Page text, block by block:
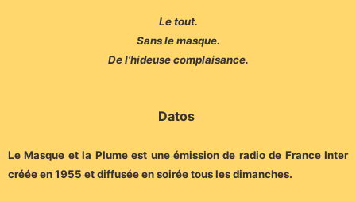
Le tout.
Sans le masque.
De l’hideuse complaisance.
Datos
Le Masque et la Plume est une émission de radio de France Inter
créée en 1955 et diffusée en soirée tous les dimanches.